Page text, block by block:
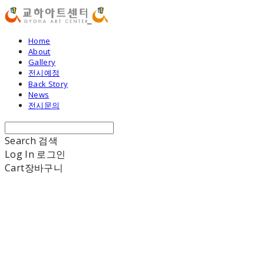
Home
About
Gallery
전시예정
Back Story
News
전시문의
Search 검색
Log In 로그인
Cart장바구니